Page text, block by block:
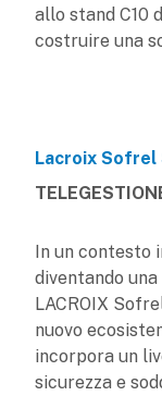
allo stand C10
costruire una
Lacroix Sofrel
In un contesto
diventando
LACROIX
nuovo
incorpora un
sicurezza e